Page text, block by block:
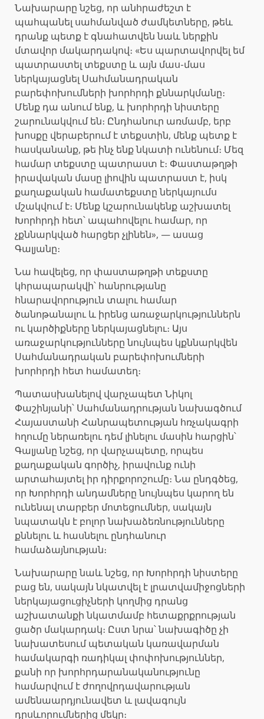
Նախարարը նշեց, որ անհրաժեշտ է
պահպանել սահմանված ժամկետները, թեև
դրանք պետք է գնահատվեն նաև ներքին
մտավոր մակարդակով։ «Ես պարտավորվել եմ
պատրաստել տեքստը և այն մաս-մաս
ներկայացնել Սահմանադրական
բարեփոխումների խորհրդի քննարկմանը։
Մենք դա անում ենք, և խորհրդի նիստերը
շարունակվում են։ Ընդհանուր առմամբ, երբ
խոսքը վերաբերում է տեքստին, մենք պետք է
հասկանանք, թե ինչ ենք նկատի ունենում։ Մեզ
համար տեքստը պատրաստ է։ Փաստաթղթի
իրավական մասը լիովին պատրաստ է, իսկ
քաղաքական համատեքստը ներկայումս
մշակվում է։ Մենք կշարունակենք աշխատել
Խորհրդի հետ՝ ապահովելու համար, որ
չքննարկված հարցեր չլինեն», — ասաց
Գալյանը։
Նա հավելեց, որ փաստաթղթի տեքստը
կհրապարակվի՝ հանրությանը
հնարավորություն տալու համար
ծանոթանալու և իրենց առաջարկություններն
ու կարծիքները ներկայացնելու։ Այս
առաջարկությունները նույնպես կքննարկվեն
Սահմանադրական բարեփոխումների
խորհրդի հետ համատեղ։
Պատասխանելով վարչապետ Նիկոլ
Փաշինյանի՝ Սահմանադրության նախագծում
Հայաստանի Հանրապետության հռչակագրի
հղումը ներառելու դեմ լինելու մասին հարցին՝
Գալյանը նշեց, որ վարչապետը, որպես
քաղաքական գործիչ, իրավունք ունի
արտահայտել իր դիրքորոշումը։ Նա ընդգծեց,
որ Խորհրդի անդամները նույնպես կարող են
ունենալ տարբեր մոտեցումներ, սակայն
նպատակն է բոլոր նախաձեռնությունները
քննելու և հասնելու ընդհանուր
համաձայնության։
Նախարարը նաև նշեց, որ Խորհրդի նիստերը
բաց են, սակայն նկատվել է լրատվամիջոցների
ներկայացուցիչների կողմից դրանց
աշխատանքի նկատմամբ հետաքրքրության
ցածր մակարդակ։ Ըստ նրա՝ նախագիծը չի
նախատեսում պետական ​​կառավարման
համակարգի ռադիկալ փոփոխություններ,
քանի որ խորհրդարանականությունը
համարվում է ժողովրդավարության
ամենաարդյունավետ և լավագույն
դրսևորումներից մեկը։